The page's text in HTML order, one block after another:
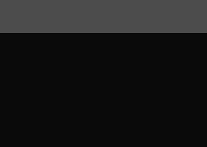
en: